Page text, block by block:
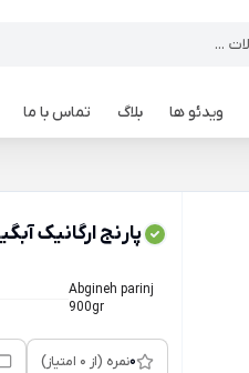
ویدئو ها بلاگ تماس با ما
پارنج ارگانیک آبگینه
Abgineh parinj
900gr
0نمره (از 0 امتیاز)